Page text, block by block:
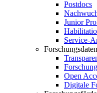
Postdocs
Junior
Service-
Open
Digitale